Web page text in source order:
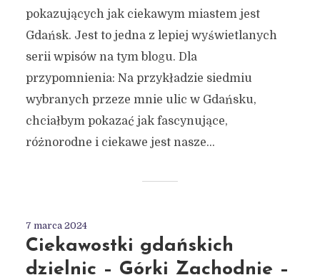
pokazujących jak ciekawym miastem jest
Gdańsk. Jest to jedna z lepiej wyświetlanych
serii wpisów na tym blogu. Dla
przypomnienia: Na przykładzie siedmiu
wybranych przeze mnie ulic w Gdańsku,
chciałbym pokazać jak fascynujące,
różnorodne i ciekawe jest nasze...
7 marca 2024
Ciekawostki gdańskich
dzielnic – Górki Zachodnie –